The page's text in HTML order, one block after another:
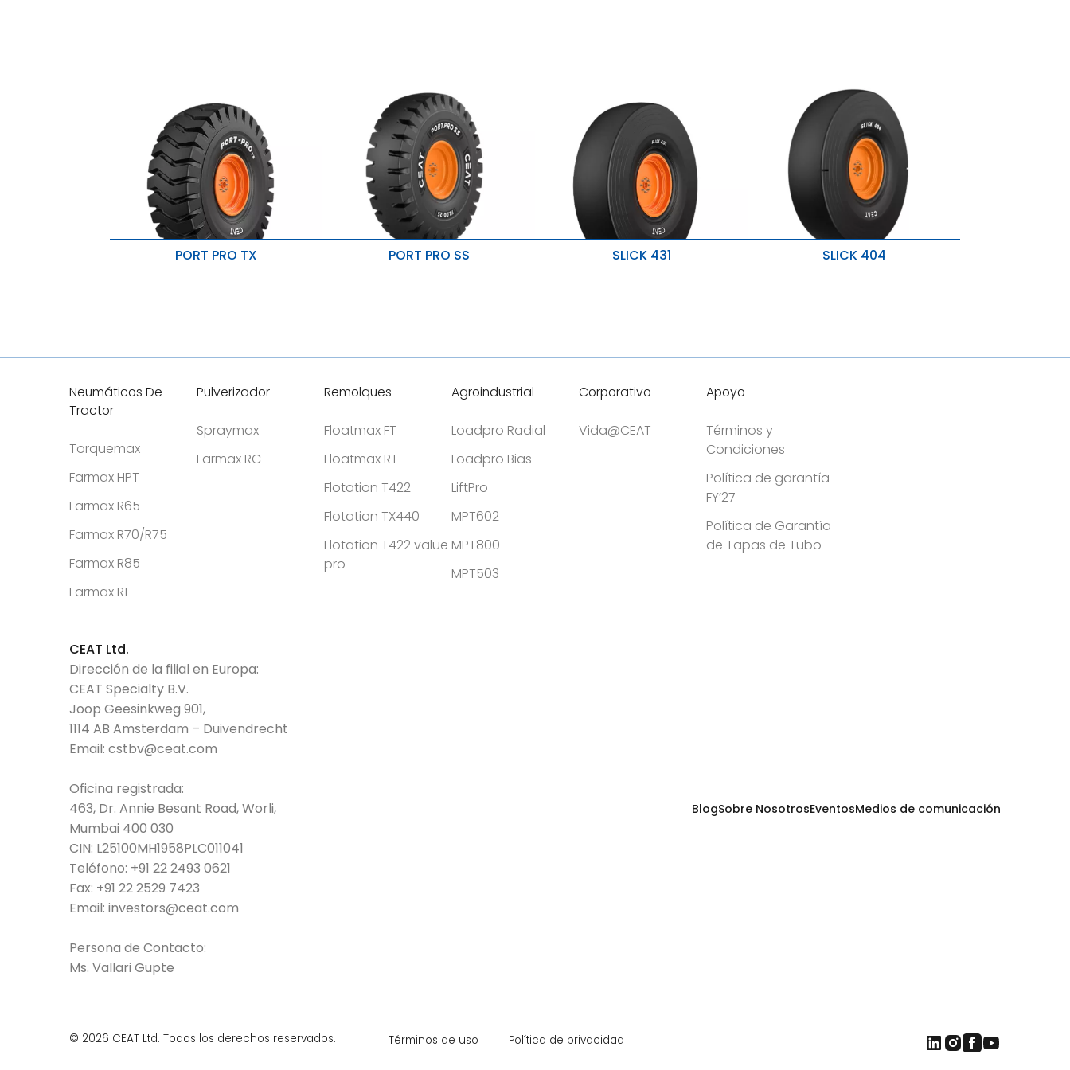
PORT PRO TX PORT PRO SS SLICK 431 SLICK 404
Neumáticos De
Tractor
Torquemax
Farmax HPT
Farmax R65
Farmax R70/R75
Farmax R85
Farmax R1
Pulverizador
Spraymax
Farmax RC
Remolques
Floatmax FT
Floatmax RT
Flotation T422
Flotation TX440
Flotation T422 value
pro
Agroindustrial
Loadpro Radial
Loadpro Bias
LiftPro
MPT602
MPT800
MPT503
Corporativo
Vida@CEAT
Apoyo
Términos y
Condiciones
Política de garantía
FY’27
Política de Garantía
de Tapas de Tubo
CEAT Ltd.
Dirección de la filial en Europa:
CEAT Specialty B.V.
Joop Geesinkweg 901,
1114 AB Amsterdam – Duivendrecht
Email: cstbv@ceat.com
Oficina registrada:
463, Dr. Annie Besant Road, Worli,
Mumbai 400 030
CIN: L25100MH1958PLC011041
Teléfono: +91 22 2493 0621
Fax: +91 22 2529 7423
Email: investors@ceat.com
Persona de Contacto:
Ms. Vallari Gupte
BlogSobre NosotrosEventosMedios de comunicación
© 2026 CEAT Ltd. Todos los derechos reservados. Términos de uso Política de privacidad